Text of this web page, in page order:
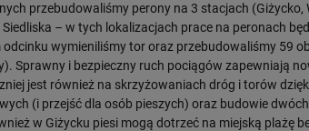
przebudowaliśmy perony na 3 stacjach (Giżycko,
– w tych lokalizacjach prace na peronach
odcinku wymieniliśmy tor oraz przebudowaliśmy 59
Sprawny i bezpieczny ruch pociągów zapewniają
jest również na skrzyżowaniach dróg i torów
(i przejść dla osób pieszych) oraz budowie
w Giżycku piesi mogą dotrzeć na miejską plażę